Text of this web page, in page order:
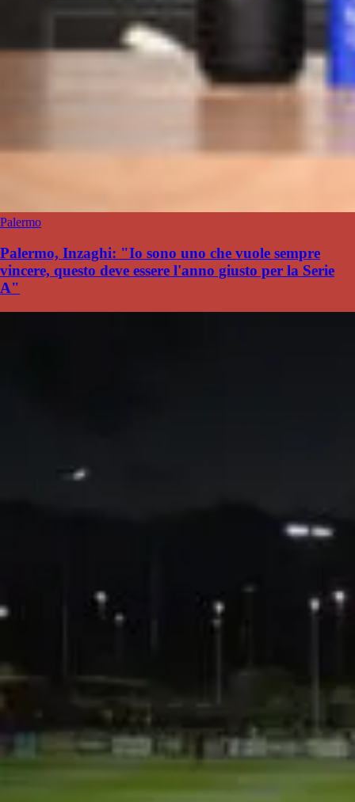
Palermo
Palermo, Inzaghi: "Io sono uno che vuole sempre
vincere, questo deve essere l'anno giusto per la Serie
A"